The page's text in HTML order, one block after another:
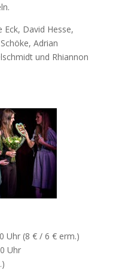
Eck, David Hesse,
Adrian
und Rhiannon
Uhr (8 € / 6 € erm.)
Uhr